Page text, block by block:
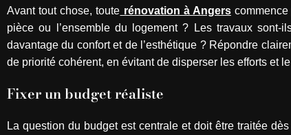
Avant tout chose, toute rénovation à Angerscommence
pièce ou l’ensemble du logement ? Les travaux sont-
davantage du confort et de l’esthétique ? Répondre
de priorité cohérent, en évitant de disperser les efforts et
Fixer un budget réaliste
La question du budget est centrale et doit être traitée